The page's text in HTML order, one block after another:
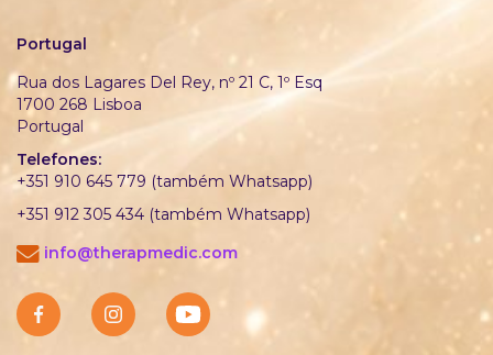
Portugal
Rua dos Lagares Del Rey, nº 21 C, 1º Esq
1700 268 Lisboa
Portugal
Telefones:
+351 910 645 779 (também Whatsapp)
+351 912 305 434 (também Whatsapp)
info@therapmedic.com